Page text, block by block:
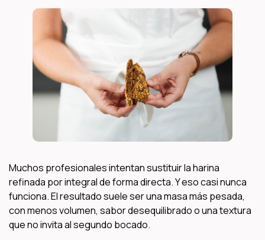
Muchos profesionales intentan sustituir la harina
refinada por integral de forma directa. Y eso casi nunca
funciona. El resultado suele ser una masa más pesada,
con menos volumen, sabor desequilibrado o una textura
que no invita al segundo bocado.